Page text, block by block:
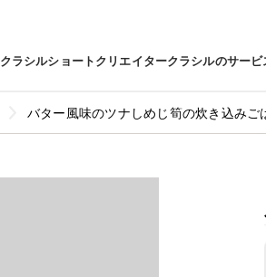
クラシルショートクリエイタークラシルのサービ
バター風味のツナしめじ筍の炊き込みご